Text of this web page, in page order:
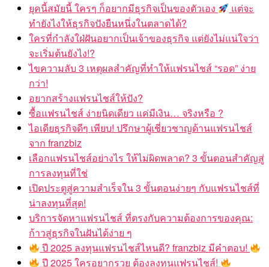
ยุคนี้สมัยนี้ ใครๆ ก็อยากมีธุรกิจเป็นของตัวเอง
แต่จะ
ทำยังไงให้ธุรกิจปังยืนหนึ่งในตลาดได้?
ใครที่กำลังใฝ่ฝันอยากเป็นเจ้าของธุรกิจ แต่ยังไม่แน่ใจว่า
จะเริ่มต้นยังไง!?
ไขความลับ 3 เหตุผลสำคัญที่ทำให้แฟรนไชส์ “รอด” ง่าย
กว่า!
อยากสร้างแฟรนไชส์ให้ปัง?
ซื้อแฟรนไชส์ ง่ายนิดเดียว แค่มีเงิน… จริงหรือ ?
ไอเดียธุรกิจดีๆ เพียบ! ปรึกษาผู้เชี่ยวชาญด้านแฟรนไชส์
จาก franzbiz
เลือกแฟรนไชส์อย่างไร ให้ไม่ผิดพลาด? 3 ขั้นตอนสำคัญสู่
การลงทุนที่ใช่
เปิดประตูสู่ความสำเร็จใน 3 ขั้นตอนง่ายๆ กับแฟรนไชส์ที่
น่าลงทุนที่สุด!
บริการจัดหาแฟรนไชส์ ที่ตรงกับความต้องการของคุณ:
ก้าวสู่ธุรกิจในฝันได้ง่าย ๆ
ปี 2025 ลงทุนแฟรนไชส์ไหนดี? franzbiz มีคำตอบ!
ปี 2025 ใครอยากรวย ต้องลงทุนแฟรนไชส์!